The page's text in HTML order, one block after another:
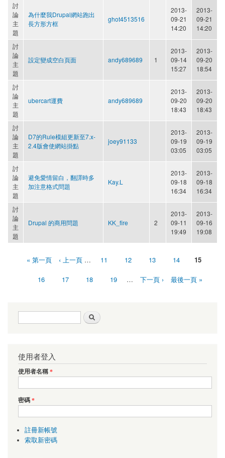
討
論
主
題
為什麼我Drupal網站跑出
長方形方框
ghot4513516
2013-
09-21
14:20
2013-
09-21
14:20
討
論
主
題
設定變成空白頁面 andy689689 1
2013-
09-14
15:27
2013-
09-20
18:54
討
論
主
題
ubercart運費 andy689689
2013-
09-20
18:43
2013-
09-20
18:43
討
論
主
題
D7的Rule模組更新至7.x-
2.4版會使網站掛點
joey91133
2013-
09-19
03:05
2013-
09-19
03:05
討
論
主
題
避免愛情留白，翻譯時多
加注意格式問題
Kay.L
2013-
09-18
16:34
2013-
09-18
16:34
討
論
主
題
Drupal 的商用問題 KK_fire 2
2013-
09-11
19:49
2013-
09-16
19:08
« 第一頁 ‹ 上一頁 … 11 12 13 14 15
16 17 18 19 … 下一頁 › 最後一頁 »
搜尋表單
使用者登入
使用者名稱*
密碼*
註冊新帳號
索取新密碼